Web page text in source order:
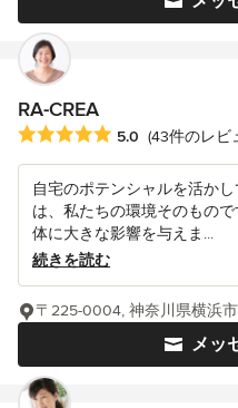
RA-CREA
平均評価：5つ星中 星5
5.0 (43件のレビ
自宅のポテンシャルを活
は、私たちの環境そのもの
体に大きな影響を与えま...
続きを読む
メッ
〒225-0004, 神奈川県横浜